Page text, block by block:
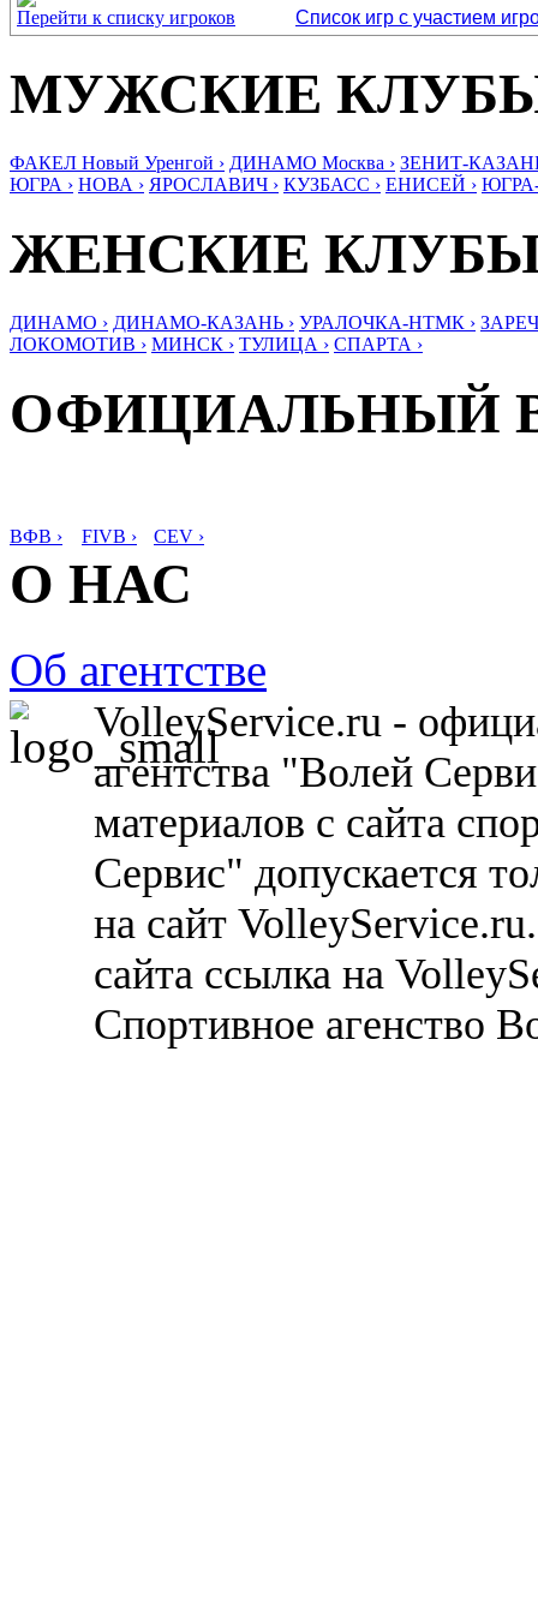
Перейти к списку игроков
Список игр с участием
МУЖСКИЕ
ФАКЕЛ Новый Уренгой › ДИНАМО Москва › ЗЕНИТ-
ЮГРА › НОВА › ЯРОСЛАВИЧ › КУЗБАСС › ЕНИСЕЙ ›
ЖЕНСКИЕ
ДИНАМО › ДИНАМО-КАЗАНЬ › УРАЛОЧКА-НТМК ›
ЛОКОМОТИВ › МИНСК › ТУЛИЦА › СПАРТА ›
ОФИЦИАЛЬНЫЙ
ВФВ › FIVB › CEV ›
О НАС
Об агентстве
VolleyService.ru -
агентства "Волей
материалов с сайта
Сервис" допускается
на сайт
сайта ссылка на
Спортивное агенство